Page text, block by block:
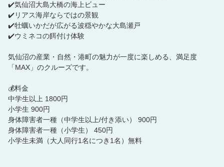
✔️気仙沼大島大橋の海上ビュー
✔️リアス海岸ならではの景観
✔️牡蠣いかだが広がる波穏やかな大島瀬戸
✔️ウミネコの餌付け体験
気仙沼の産業・自然・港町の魅力が一度に楽しめる、満足度
「MAX」のクルーズです。
💰料金
中学生以上 1800円
小学生 900円
身体障害者一種（中学生以上/付き添い） 900円
身体障害者一種（小学生） 450円
小学生未満（大人同行1名につき1名）無料